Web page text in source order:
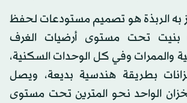
به الربذة هو تصميم مستودعات لحفظ
بنيت تحت مستوى أرضيات الغرف
والممرات وفي كل الوحدات السكنية،
بطريقة هندسية بديعة، ويصل
الواحد نحو المترين تحت مستوى